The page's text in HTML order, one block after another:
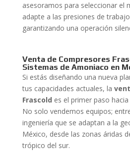
asesoramos para seleccionar el
adapte a las presiones de
garantizando una operación
Venta de Compresores
Sistemas de Amoniaco en
Si estás diseñando una nueva
tus capacidades actuales, la
Frascold es el primer paso
No solo vendemos equipos;
ingeniería que se adaptan a la
México, desde las zonas áridas
trópico del sur.